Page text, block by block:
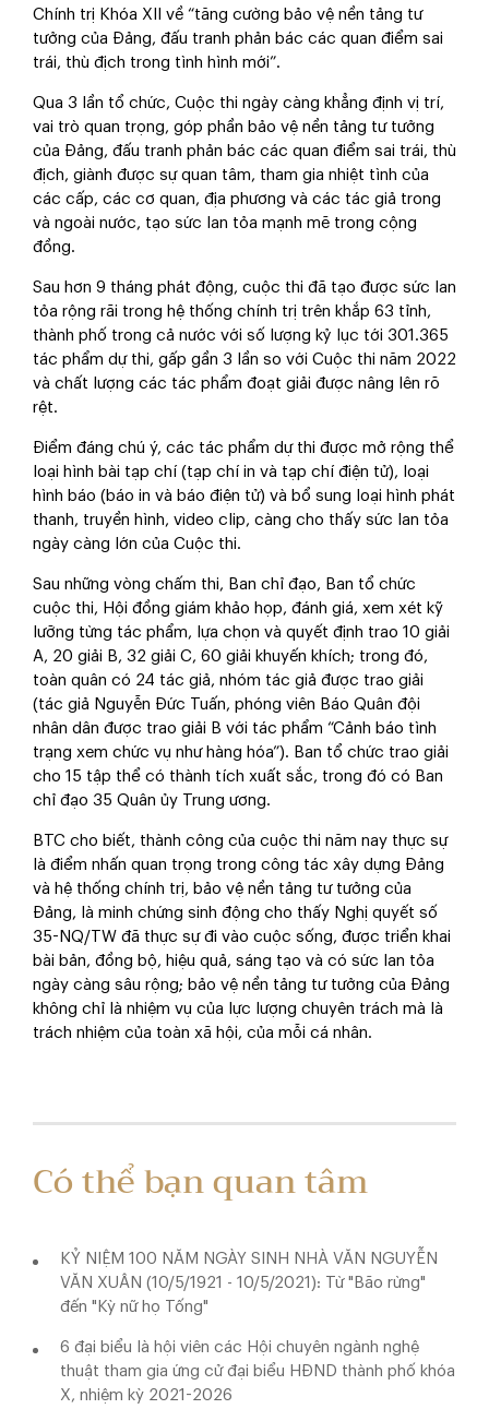
Chính trị Khóa XII về “tăng cường bảo vệ nền tảng tư
tưởng của Đảng, đấu tranh phản bác các quan điểm sai
trái, thù địch trong tình hình mới”.
Qua 3 lần tổ chức, Cuộc thi ngày càng khẳng định vị trí,
vai trò quan trọng, góp phần bảo vệ nền tảng tư tưởng
của Đảng, đấu tranh phản bác các quan điểm sai trái, thù
địch, giành được sự quan tâm, tham gia nhiệt tình của
các cấp, các cơ quan, địa phương và các tác giả trong
và ngoài nước, tạo sức lan tỏa mạnh mẽ trong cộng
đồng.
Sau hơn 9 tháng phát động, cuộc thi đã tạo được sức lan
tỏa rộng rãi trong hệ thống chính trị trên khắp 63 tỉnh,
thành phố trong cả nước với số lượng kỷ lục tới 301.365
tác phẩm dự thi, gấp gần 3 lần so với Cuộc thi năm 2022
và chất lượng các tác phẩm đoạt giải được nâng lên rõ
rệt.
Điểm đáng chú ý, các tác phẩm dự thi được mở rộng thể
loại hình bài tạp chí (tạp chí in và tạp chí điện tử), loại
hình báo (báo in và báo điện tử) và bổ sung loại hình phát
thanh, truyền hình, video clip, càng cho thấy sức lan tỏa
ngày càng lớn của Cuộc thi.
Sau những vòng chấm thi, Ban chỉ đạo, Ban tổ chức
cuộc thi, Hội đồng giám khảo họp, đánh giá, xem xét kỹ
lưỡng từng tác phẩm, lựa chọn và quyết định trao 10 giải
A, 20 giải B, 32 giải C, 60 giải khuyến khích; trong đó,
toàn quân có 24 tác giả, nhóm tác giả được trao giải
(tác giả Nguyễn Đức Tuấn, phóng viên Báo Quân đội
nhân dân được trao giải B với tác phẩm “Cảnh báo tình
trạng xem chức vụ như hàng hóa”). Ban tổ chức trao giải
cho 15 tập thể có thành tích xuất sắc, trong đó có Ban
chỉ đạo 35 Quân ủy Trung ương.
BTC cho biết, thành công của cuộc thi năm nay thực sự
là điểm nhấn quan trọng trong công tác xây dựng Đảng
và hệ thống chính trị, bảo vệ nền tảng tư tưởng của
Đảng, là minh chứng sinh động cho thấy Nghị quyết số
35-NQ/TW đã thực sự đi vào cuộc sống, được triển khai
bài bản, đồng bộ, hiệu quả, sáng tạo và có sức lan tỏa
ngày càng sâu rộng; bảo vệ nền tảng tư tưởng của Đảng
không chỉ là nhiệm vụ của lực lượng chuyên trách mà là
trách nhiệm của toàn xã hội, của mỗi cá nhân.
Có thể bạn quan tâm
KỶ NIỆM 100 NĂM NGÀY SINH NHÀ VĂN NGUYỄN
VĂN XUÂN (10/5/1921 - 10/5/2021): Từ "Bão rừng"
đến "Kỳ nữ họ Tống"
6 đại biểu là hội viên các Hội chuyên ngành nghệ
thuật tham gia ứng cử đại biểu HĐND thành phố khóa
X, nhiệm kỳ 2021-2026